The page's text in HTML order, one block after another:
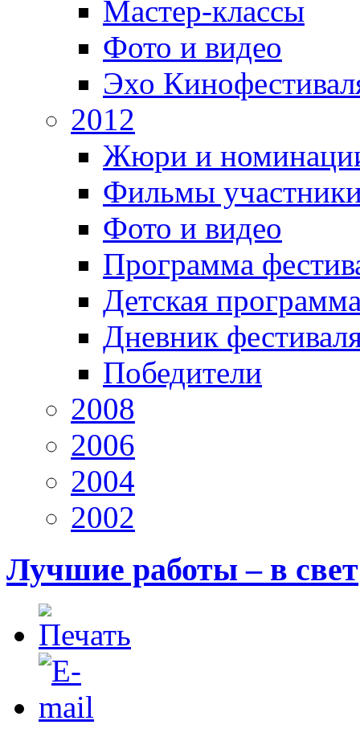
Мастер-классы
Фото и видео
Эхо
2012
Жюри и
Фильмы
Фото и видео
Программа
Детская
Дневник
Победители
2008
2006
2004
2002
Лучшие работы – в свет